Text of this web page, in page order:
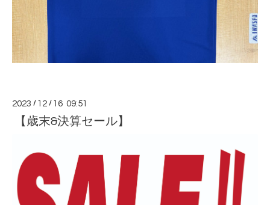
2023 / 12 / 16 09:51
【歳末&決算セール】